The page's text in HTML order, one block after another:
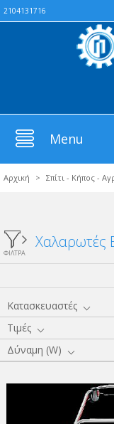
2104131716
Menu
Αρχική > Σπίτι - Κήπος -
ΦΙΛΤΡΑ
Χαλαρωτές
Κατασκευαστές
Τιμές
Δύναμη (W)